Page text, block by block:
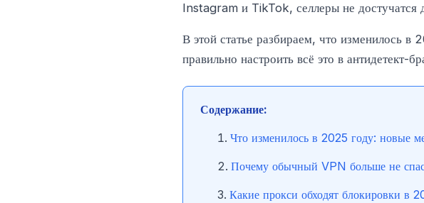
Instagram и TikTok, селлеры не достучатся
В этой статье разбираем, что изменилось в
правильно настроить всё это в
Содержание:
Что изменилось в 2025 году: новые
Почему обычный VPN больше не
Какие прокси обходят блокировки в